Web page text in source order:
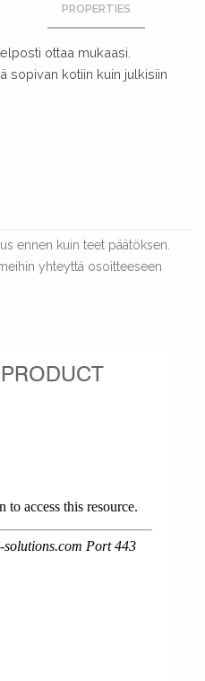
PROPERTIES
ottaa mukaasi.
sopivan kotiin kuin julkisiin
ennen kuin teet päätöksen.
yhteyttä osoitteeseen